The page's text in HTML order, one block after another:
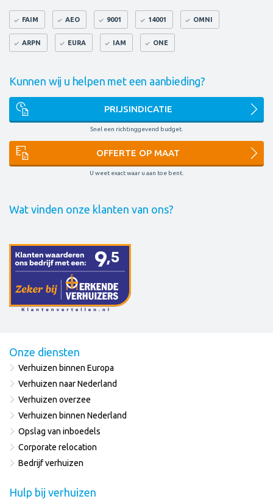
FAIM AEO 9001 14001 OMNI
ARPN EURA IAM ONE
Kunnen wij u helpen met een aanbieding?
PRIJSINDICATIE
Snel een richtinggevend budget.
OFFERTE OP MAAT
U weet exact waar u aan toe bent.
Wat vinden onze klanten van ons?
Onze diensten
Verhuizen binnen Europa
Verhuizen naar Nederland
Verhuizen overzee
Verhuizen binnen Nederland
Opslag van inboedels
Corporate relocation
Bedrijf verhuizen
Hulp bij verhuizen